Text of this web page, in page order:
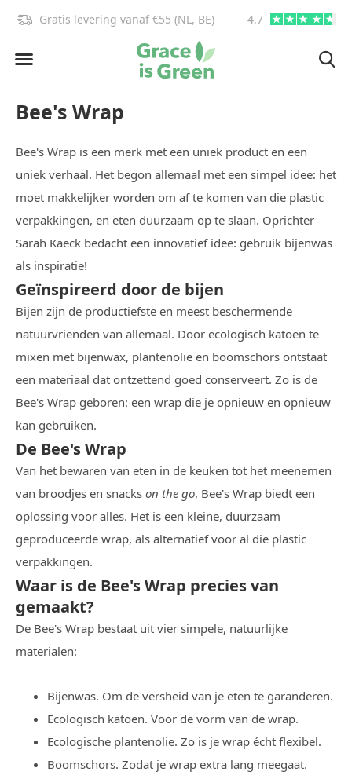
Gratis levering vanaf €55 (NL, BE) 4.7
Bee's Wrap
Bee's Wrap is een merk met een uniek product en een
uniek verhaal. Het begon allemaal met een simpel idee: het
moet makkelijker worden om af te komen van die plastic
verpakkingen, en eten duurzaam op te slaan. Oprichter
Sarah Kaeck bedacht een innovatief idee: gebruik bijenwas
als inspiratie!
Geïnspireerd door de bijen
Bijen zijn de productiefste en meest beschermende
natuurvrienden van allemaal. Door ecologisch katoen te
mixen met bijenwax, plantenolie en boomschors ontstaat
een materiaal dat ontzettend goed conserveert. Zo is de
Bee's Wrap geboren: een wrap die je opnieuw en opnieuw
kan gebruiken.
De Bee's Wrap
Van het bewaren van eten in de keuken tot het meenemen
van broodjes en snacks on the go, Bee's Wrap biedt een
oplossing voor alles. Het is een kleine, duurzaam
geproduceerde wrap, als alternatief voor al die plastic
verpakkingen.
Waar is de Bee's Wrap precies van
gemaakt?
De Bee's Wrap bestaat uit vier simpele, natuurlijke
materialen:
Bijenwas. Om de versheid van je eten te garanderen.
Ecologisch katoen. Voor de vorm van de wrap.
Ecologische plantenolie. Zo is je wrap écht flexibel.
Boomschors. Zodat je wrap extra lang meegaat.